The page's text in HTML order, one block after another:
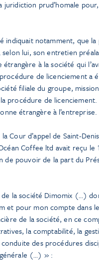
juridiction prud’homale
indiquait notamment, que
lui, son entretien
à la société qui
de licenciement a
filiale du groupe,
procédure de licenciement.
étrangère à l’entreprise.
Cour d’appel de Saint-
Coffee ltd avait reçu
de pouvoir de la part du
la société Dimomix (…)
et pour mon compte dans
de la société, en ce
la comptabilité, la
des procédures
(…) » :